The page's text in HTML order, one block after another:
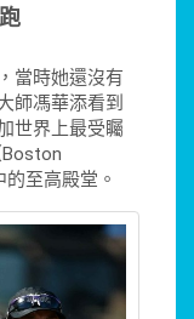
當時她還沒有
師馮華添看到
世界上最受矚
Boston
至高殿堂。